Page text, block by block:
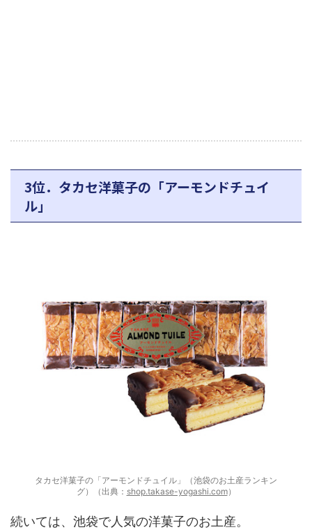
3位．タカセ洋菓子の「アーモンドチュイ
ル」
タカセ洋菓子の「アーモンドチュイル」（池袋のお土産ランキン
グ）（出典： shop.takase-yogashi.com）
続いては、池袋で人気の洋菓子のお土産。